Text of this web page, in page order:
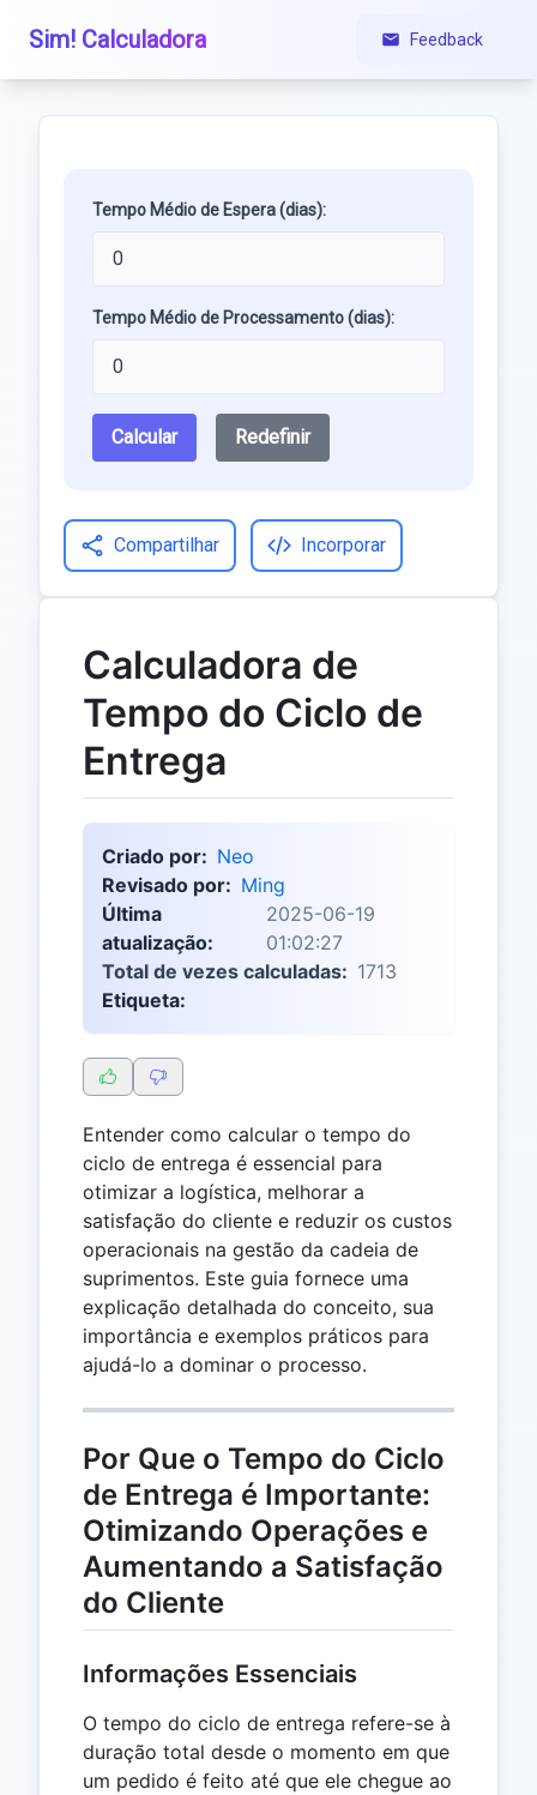
Sim! Calculadora Feedback
Tempo Médio de Espera (dias):
Tempo Médio de Processamento (dias):
Calcular Redefinir
Compartilhar Incorporar
Calculadora de
Tempo do Ciclo de
Entrega
Criado por: Neo
Revisado por: Ming
Última
atualização:
2025-06-19
01:02:27
Total de vezes calculadas: 1713
Etiqueta:
Entender como calcular o tempo do
ciclo de entrega é essencial para
otimizar a logística, melhorar a
satisfação do cliente e reduzir os custos
operacionais na gestão da cadeia de
suprimentos. Este guia fornece uma
explicação detalhada do conceito, sua
importância e exemplos práticos para
ajudá-lo a dominar o processo.
Por Que o Tempo do Ciclo
de Entrega é Importante:
Otimizando Operações e
Aumentando a Satisfação
do Cliente
Informações Essenciais
O tempo do ciclo de entrega refere-se à
duração total desde o momento em que
um pedido é feito até que ele chegue ao